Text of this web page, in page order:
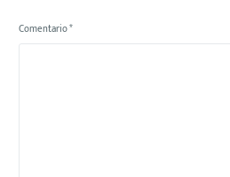
Comentario*